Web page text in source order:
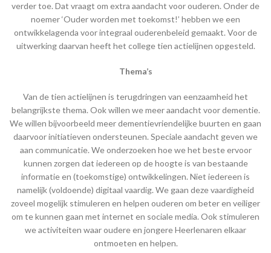
verder toe. Dat vraagt om extra aandacht voor ouderen. Onder de
noemer ‘Ouder worden met toekomst!’ hebben we een
ontwikkelagenda voor integraal ouderenbeleid gemaakt. Voor de
uitwerking daarvan heeft het college tien actielijnen opgesteld.
Thema’s
Van de tien actielijnen is terugdringen van eenzaamheid het
belangrijkste thema. Ook willen we meer aandacht voor dementie.
We willen bijvoorbeeld meer dementievriendelijke buurten en gaan
daarvoor initiatieven ondersteunen. Speciale aandacht geven we
aan communicatie. We onderzoeken hoe we het beste ervoor
kunnen zorgen dat iedereen op de hoogte is van bestaande
informatie en (toekomstige) ontwikkelingen. Niet iedereen is
namelijk (voldoende) digitaal vaardig. We gaan deze vaardigheid
zoveel mogelijk stimuleren en helpen ouderen om beter en veiliger
om te kunnen gaan met internet en sociale media. Ook stimuleren
we activiteiten waar oudere en jongere Heerlenaren elkaar
ontmoeten en helpen.